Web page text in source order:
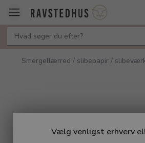
Vælg venligst erhverv
Smergellærred / slibepapir /